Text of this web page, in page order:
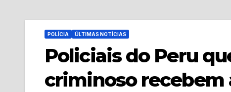
POLÍCIA ÚLTIMAS NOTÍCIAS
Policiais do Peru
criminoso recebem